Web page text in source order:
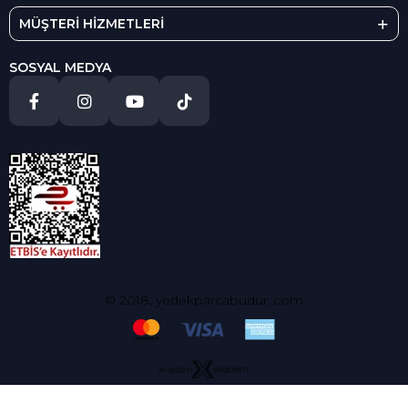
MÜŞTERİ HİZMETLERİ
SOSYAL MEDYA
© 2018, yedekparcabudur..com